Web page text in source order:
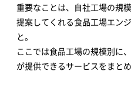
重要なことは、自社工場の規
提案してくれる食品工場エン
と。
ここでは食品工場の規模別に
が提供できるサービスをまとめ